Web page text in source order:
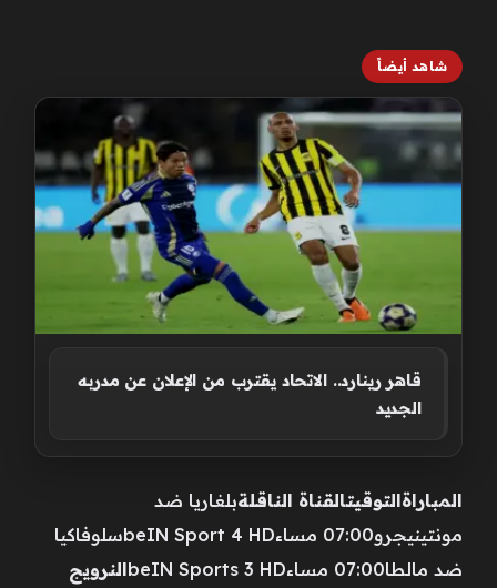
شاهد أيضاً
قاهر رينارد.. الاتحاد يقترب من الإعلان عن مدربه
الجديد
المباراةالتوقيتالقناة الناقلةبلغاريا ضد
مونتينيجرو07:00 مساءbeIN Sport 4 HDسلوفاكيا
ضد مالطا07:00 مساءbeIN Sports 3 HD
النرويج